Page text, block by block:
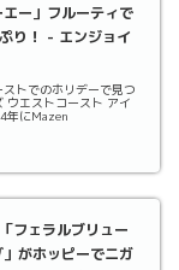
ー」フルーティで
り！ - エンジョイ
トでのホリデーで見つ
ウエストコースト アイ
年にMazen
フェラルブリュー
がホッピーでニガ